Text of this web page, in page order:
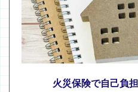
火災保険で自己負